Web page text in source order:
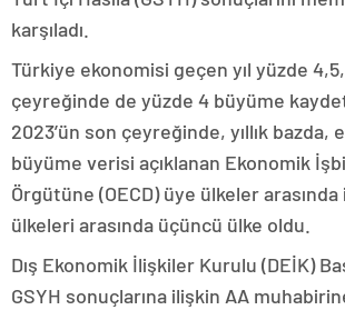
karşıladı.
Türkiye ekonomisi geçen yıl yüzde
çeyreğinde de yüzde 4 büyüme
2023’ün son çeyreğinde, yıllık bazda,
büyüme verisi açıklanan Ekonomik
Örgütüne (OECD) üye ülkeler arasında
ülkeleri arasında üçüncü ülke oldu.
Dış Ekonomik İlişkiler Kurulu (DEİK)
GSYH sonuçlarına ilişkin AA